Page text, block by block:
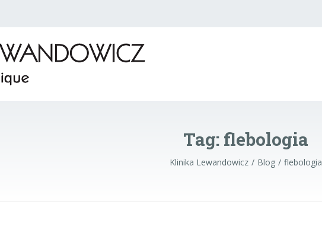
Tag: flebologia
Klinika Lewandowicz Blog flebologia